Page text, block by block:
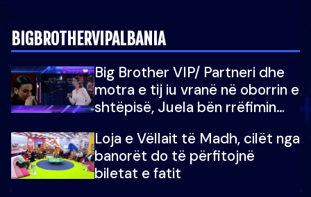
BIGBROTHERVIPALBANIA
Big Brother VIP/ Partneri dhe
motra e tij iu vranë në oborrin e
shtëpisë, Juela bën rrëfimin
do të martoheshim, por zemra
mu copëtua
Loja e Vëllait të Madh, cilët nga
banorët do të përfitojnë
biletat e fatit